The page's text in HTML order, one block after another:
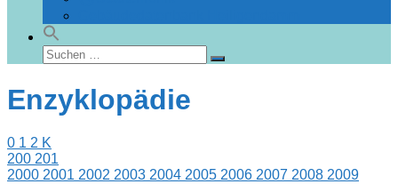
Suchen
nach:
Suchen
Enzyklopädie
0 1 2 K
200 201
2000 2001 2002 2003 2004 2005 2006 2007 2008 2009